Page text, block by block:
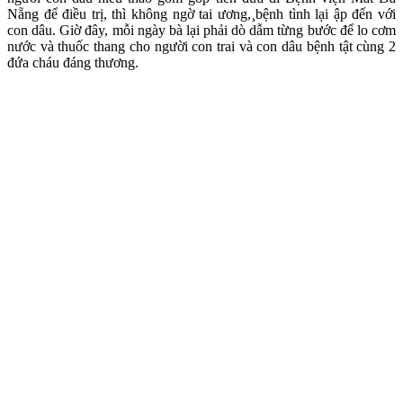
Nẵng để điều trị, thì không ngờ tai ương,¸bệnh tình lại ập đến với
con dâu. Giờ đây, mỗi ngày bà lại phải dò dẫm từng bước để lo cơm
nước và thuốc thang cho người con trai và con dâu bệnh tật cùng 2
đứa cháu đáng thương.